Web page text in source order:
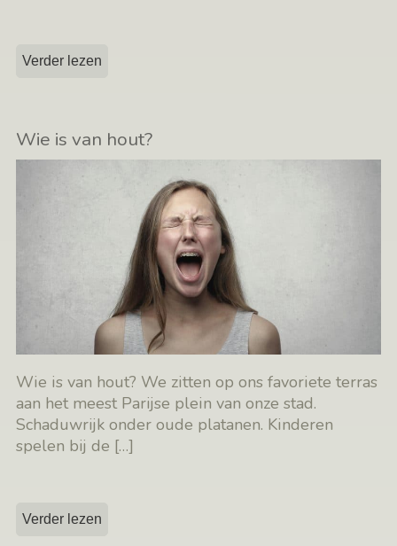
Verder lezen
Wie is van hout?
Wie is van hout? We zitten op ons favoriete terras
aan het meest Parijse plein van onze stad.
Schaduwrijk onder oude platanen. Kinderen
spelen bij de […]
Verder lezen